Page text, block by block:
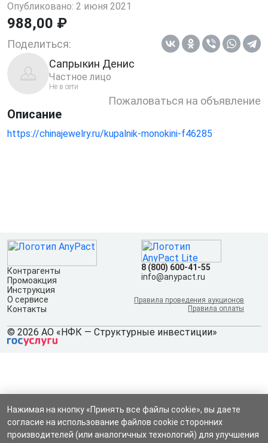
Опубликовано: 2 июня 2021
988,00 ₽
Поделиться:
Сапрыкин Денис
Частное лицо
Не в сети
Пожаловаться на объявление
Описание
https://chinajewelry.ru/kupalnik-monokini-f46285
Контрагенты
Промоакция
Инструкция
О сервисе
Контакты
8 (800) 600-41-55
info@anypact.ru
Правила проведения аукционов
Правила оплаты
© 2026 АО «НФК — Структурные инвестиции»
Нажимая на кнопку «Принять все файлы cookie», вы даете
согласие на использование файлов cookie сторонних
производителей (или аналогичных технологий) для улучшения